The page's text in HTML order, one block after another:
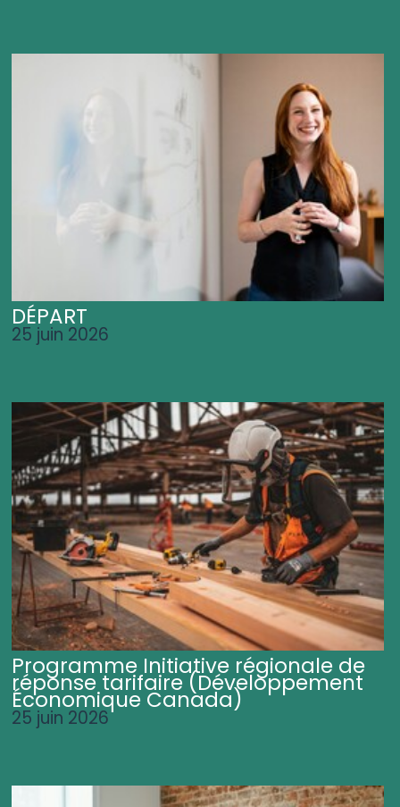
DÉPART
25 juin 2026
Programme Initiative régionale de
réponse tarifaire (Développement
Économique Canada)
25 juin 2026